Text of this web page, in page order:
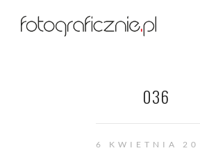
036
6 KWIETNIA